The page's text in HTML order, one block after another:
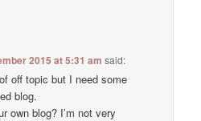
2015 at 5:31 am said:
off topic but I need some
blog.
own blog? I’m not very